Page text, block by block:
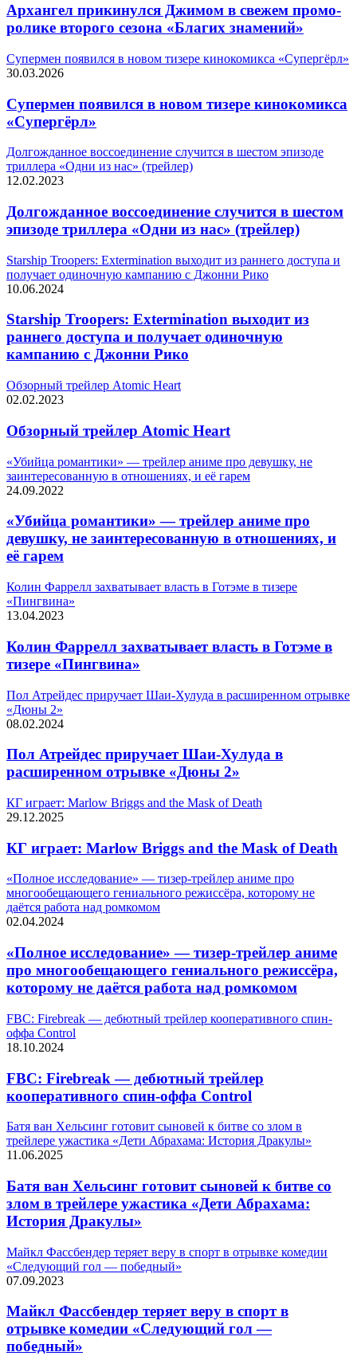
Архангел прикинулся Джимом в свежем промо-
ролике второго сезона «Благих знамений»
Супермен появился в новом тизере кинокомикса «Супергёрл»
30.03.2026
Супермен появился в новом тизере кинокомикса
«Супергёрл»
Долгожданное воссоединение случится в шестом эпизоде
триллера «Одни из нас» (трейлер)
12.02.2023
Долгожданное воссоединение случится в шестом
эпизоде триллера «Одни из нас» (трейлер)
Starship Troopers: Extermination выходит из раннего доступа и
получает одиночную кампанию с Джонни Рико
10.06.2024
Starship Troopers: Extermination выходит из
раннего доступа и получает одиночную
кампанию с Джонни Рико
Обзорный трейлер Atomic Heart
02.02.2023
Обзорный трейлер Atomic Heart
«Убийца романтики» — трейлер аниме про девушку, не
заинтересованную в отношениях, и её гарем
24.09.2022
«Убийца романтики» — трейлер аниме про
девушку, не заинтересованную в отношениях, и
её гарем
Колин Фаррелл захватывает власть в Готэме в тизере
«Пингвина»
13.04.2023
Колин Фаррелл захватывает власть в Готэме в
тизере «Пингвина»
Пол Атрейдес приручает Шаи-Хулуда в расширенном отрывке
«Дюны 2»
08.02.2024
Пол Атрейдес приручает Шаи-Хулуда в
расширенном отрывке «Дюны 2»
КГ играет: Marlow Briggs and the Mask of Death
29.12.2025
КГ играет: Marlow Briggs and the Mask of Death
«Полное исследование» — тизер-трейлер аниме про
многообещающего гениального режиссёра, которому не
даётся работа над ромкомом
02.04.2024
«Полное исследование» — тизер-трейлер аниме
про многообещающего гениального режиссёра,
которому не даётся работа над ромкомом
FBC: Firebreak — дебютный трейлер кооперативного спин-
оффа Control
18.10.2024
FBC: Firebreak — дебютный трейлер
кооперативного спин-оффа Control
Батя ван Хельсинг готовит сыновей к битве со злом в
трейлере ужастика «Дети Абрахама: История Дракулы»
11.06.2025
Батя ван Хельсинг готовит сыновей к битве со
злом в трейлере ужастика «Дети Абрахама:
История Дракулы»
Майкл Фассбендер теряет веру в спорт в отрывке комедии
«Следующий гол — победный»
07.09.2023
Майкл Фассбендер теряет веру в спорт в
отрывке комедии «Следующий гол —
победный»